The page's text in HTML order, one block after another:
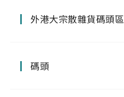
外港大宗散雜貨碼頭區
碼頭